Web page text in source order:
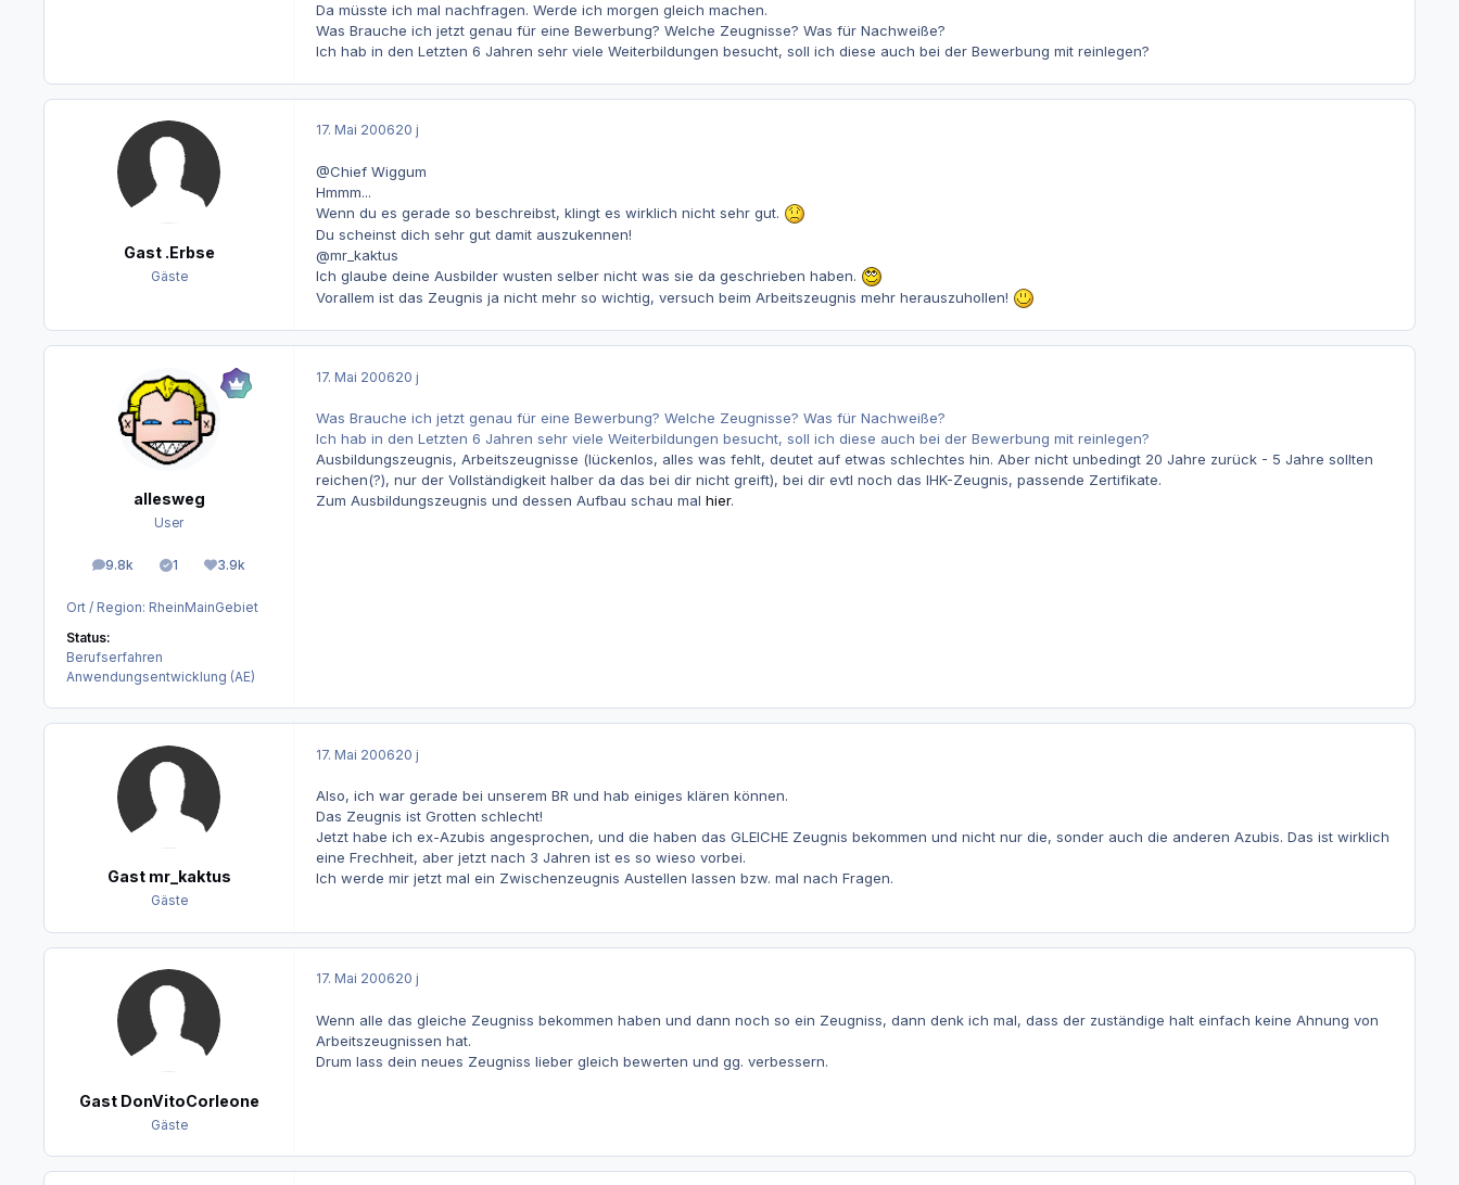
Da müsste ich mal nachfragen. Werde ich morgen gleich machen.
Was Brauche ich jetzt genau für eine Bewerbung? Welche Zeugnisse? Was für Nachweiße?
Ich hab in den Letzten 6 Jahren sehr viele Weiterbildungen besucht, soll ich diese auch bei der Bewerbung mit reinlegen?
Gast .Erbse
Gäste
17. Mai 200620 j
@Chief Wiggum
Hmmm...
Wenn du es gerade so beschreibst, klingt es wirklich nicht sehr gut.
Du scheinst dich sehr gut damit auszukennen!
@mr_kaktus
Ich glaube deine Ausbilder wusten selber nicht was sie da geschrieben haben.
Vorallem ist das Zeugnis ja nicht mehr so wichtig, versuch beim Arbeitszeugnis mehr herauszuhollen!
allesweg
User
9.8k
Beiträge 1
Lösungen3.9k
Reputation
Ort / Region: RheinMainGebiet
Status:
Berufserfahren
Anwendungsentwicklung (AE)
17. Mai 200620 j
Was Brauche ich jetzt genau für eine Bewerbung? Welche Zeugnisse? Was für Nachweiße?
Ich hab in den Letzten 6 Jahren sehr viele Weiterbildungen besucht, soll ich diese auch bei der Bewerbung mit reinlegen?
Ausbildungszeugnis, Arbeitszeugnisse (lückenlos, alles was fehlt, deutet auf etwas schlechtes hin. Aber nicht unbedingt 20 Jahre zurück - 5 Jahre sollten
reichen(?), nur der Vollständigkeit halber da das bei dir nicht greift), bei dir evtl noch das IHK-Zeugnis, passende Zertifikate.
Zum Ausbildungszeugnis und dessen Aufbau schau mal hier.
Gast mr_kaktus
Gäste
17. Mai 200620 j
Also, ich war gerade bei unserem BR und hab einiges klären können.
Das Zeugnis ist Grotten schlecht!
Jetzt habe ich ex-Azubis angesprochen, und die haben das GLEICHE Zeugnis bekommen und nicht nur die, sonder auch die anderen Azubis. Das ist wirklich
eine Frechheit, aber jetzt nach 3 Jahren ist es so wieso vorbei.
Ich werde mir jetzt mal ein Zwischenzeugnis Austellen lassen bzw. mal nach Fragen.
Gast DonVitoCorleone
Gäste
17. Mai 200620 j
Wenn alle das gleiche Zeugniss bekommen haben und dann noch so ein Zeugniss, dann denk ich mal, dass der zuständige halt einfach keine Ahnung von
Arbeitszeugnissen hat.
Drum lass dein neues Zeugniss lieber gleich bewerten und gg. verbessern.